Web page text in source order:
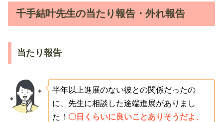
千手結叶先生の当たり報告・外れ報告
当たり報告
半年以上進展のない彼との関係だったの
に、先生に相談した途端進展がありまし
た！ 〇日くらいに良いことありそうだよ、